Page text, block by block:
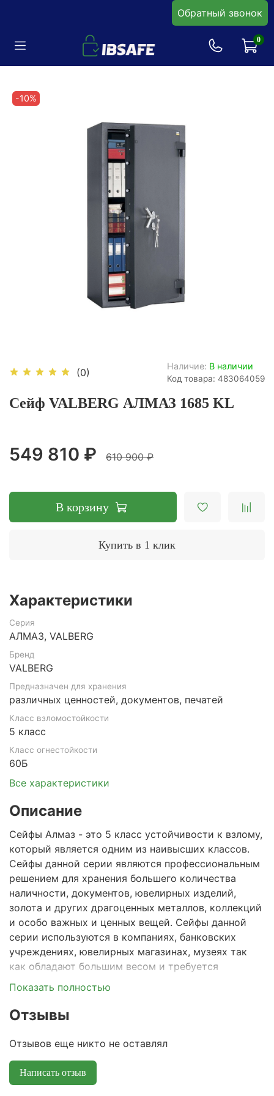
Обратный звонок
0
-10%
(0)
Наличие: В наличии
Код товара: 483064059
Сейф VALBERG АЛМАЗ 1685 KL
549 810 ₽ 610 900 ₽
В корзину
Купить в 1 клик
Характеристики
Серия
АЛМАЗ, VALBERG
Бренд
VALBERG
Предназначен для хранения
различных ценностей, документов, печатей
Класс взломостойкости
5 класс
Класс огнестойкости
60Б
Все характеристики
Описание
Сейфы Алмаз - это 5 класс устойчивости к взлому,
который является одним из наивысших классов.
Сейфы данной серии являются профессиональным
решением для хранения большего количества
наличности, документов, ювелирных изделий,
золота и других драгоценных металлов, коллекций
и особо важных и ценных вещей. Сейфы данной
серии используются в компаниях, банковских
учреждениях, ювелирных магазинах, музеях так
как обладают большим весом и требуется
учитывать данный параметр при выборе (не
каждое покрытие может выдержать высокую
нагрузку).
Р 50862-2017 гарантирует высокий уровень
устойчивости к взлому и рекомендован для
хранения особенно ценных активов.
Показать полностью
Отзывы
Отзывов еще никто не оставлял
Написать отзыв